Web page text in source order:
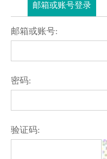
邮箱或账号登录
邮箱或账号:
密码:
验证码: